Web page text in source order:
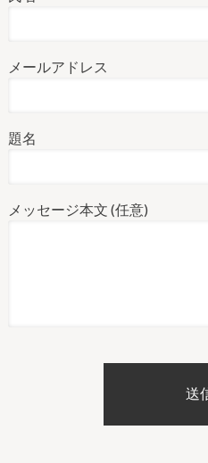
メールアドレス
題名
メッセージ本文 (任意)